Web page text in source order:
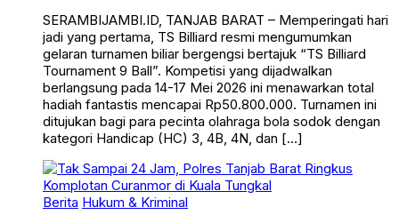
SERAMBIJAMBI.ID, TANJAB BARAT – Memperingati hari
jadi yang pertama, TS Billiard resmi mengumumkan
gelaran turnamen biliar bergengsi bertajuk “TS Billiard
Tournament 9 Ball”. Kompetisi yang dijadwalkan
berlangsung pada 14-17 Mei 2026 ini menawarkan total
hadiah fantastis mencapai Rp50.800.000. Turnamen ini
ditujukan bagi para pecinta olahraga bola sodok dengan
kategori Handicap (HC) 3, 4B, 4N, dan […]
Berita Hukum & Kriminal